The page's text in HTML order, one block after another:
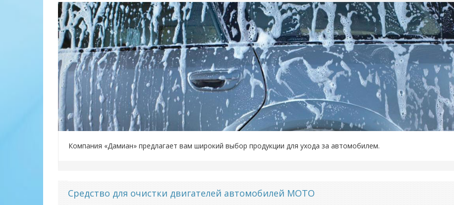
Компания «Дамиан» предлагает вам широкий выбор продукции для ухода за автомобилем.
Средство для очистки двигателей автомобилей MOTO